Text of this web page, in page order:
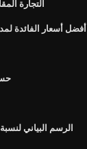
التجارة
أفضل أسعار الفائدة لمدة 3 سنوات سعر الفائدة
الرسم البياني